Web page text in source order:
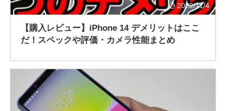
2022/11/4
【購入レビュー】iPhone 14 デメリットはここ
だ！スペックや評価・カメラ性能まとめ